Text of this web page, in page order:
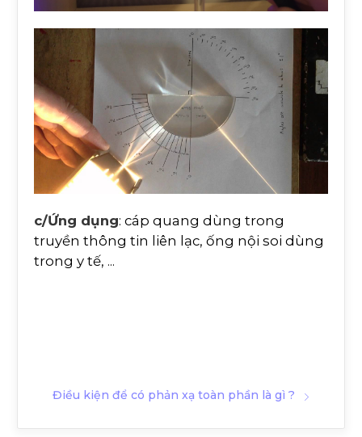
c/Ứng dụng: cáp quang dùng trong
truyền thông tin liên lạc, ống nội soi dùng
trong y tế, ...
Điều kiện để có phản xạ toàn phần là gì ?